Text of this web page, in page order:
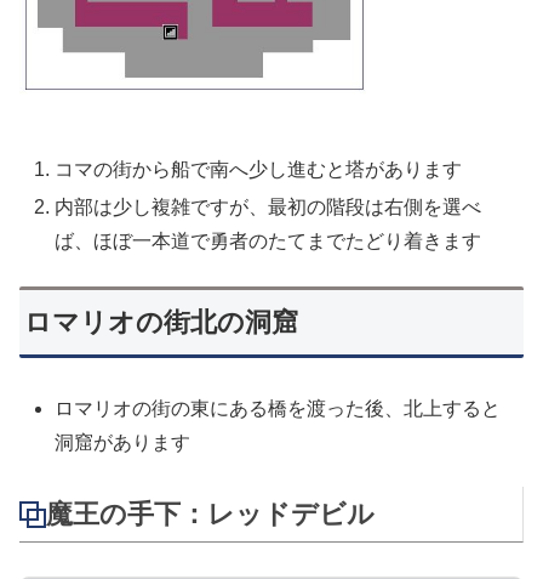
コマの街から船で南へ少し進むと塔があります
内部は少し複雑ですが、最初の階段は右側を選べ
ば、ほぼ一本道で勇者のたてまでたどり着きます
ロマリオの街北の洞窟
ロマリオの街の東にある橋を渡った後、北上すると
洞窟があります
魔王の手下：レッドデビル